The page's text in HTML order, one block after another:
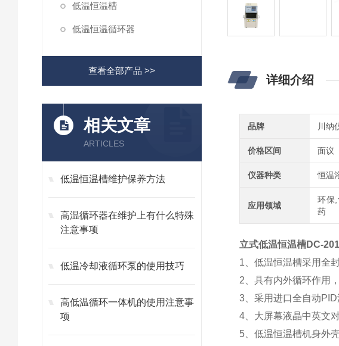
低温恒温槽
低温恒温循环器
查看全部产品 >>
相关文章
ARTICLES
低温恒温槽维护保养方法
高温循环器在维护上有什么特殊
注意事项
低温冷却液循环泵的使用技巧
高低温循环一体机的使用注意事
项
详细介绍
品牌 川纳
价格区间 面议
仪器种类 恒温
应用领域
环保
药
立式低温恒温槽DC-
1、低温恒温槽采用全
2、具有内外循环作用
3、采用进口全自动
4、大屏幕液晶中英文
5、低温恒温槽机身外